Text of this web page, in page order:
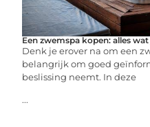
Een zwemspa kopen: alles
Denk je erover na om een
belangrijk om goed
beslissing neemt. In deze
...